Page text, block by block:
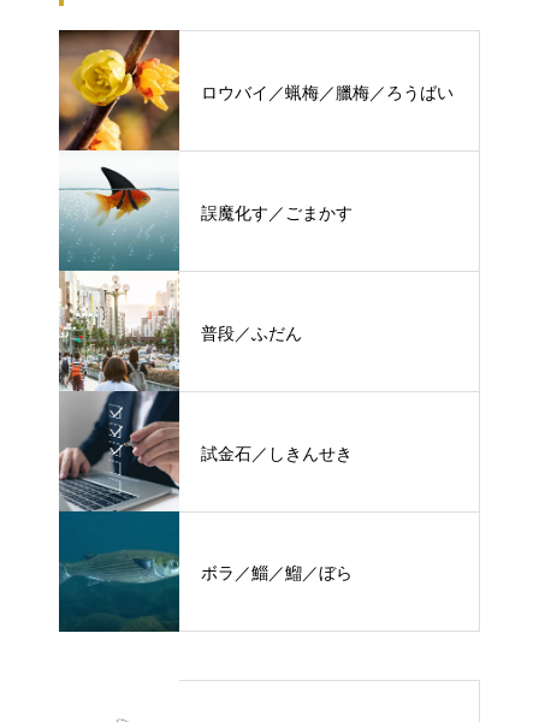
ロウバイ／蝋梅／臘梅／ろうばい
誤魔化す／ごまかす
普段／ふだん
試金石／しきんせき
ボラ／鯔／鰡／ぼら